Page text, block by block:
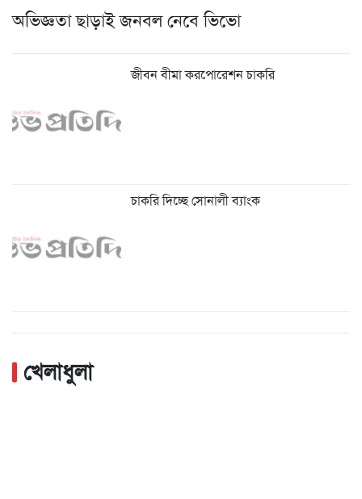
অভিজ্ঞতা ছাড়াই জনবল নেবে ভিভো
জীবন বীমা করপোরেশন চাকরি
চাকরি দিচ্ছে সোনালী ব্যাংক
খেলাধুলা